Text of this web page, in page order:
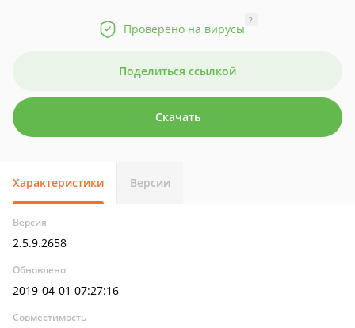
Проверено на вирусы
?
Поделиться ссылкой
Скачать
Характеристики Версии
Версия
2.5.9.2658
Обновлено
2019-04-01 07:27:16
Совместимость